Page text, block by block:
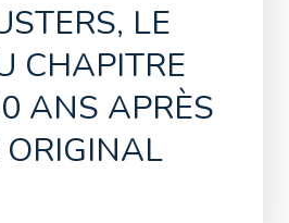
LE
CHAPITRE
ANS APRÈS
ORIGINAL